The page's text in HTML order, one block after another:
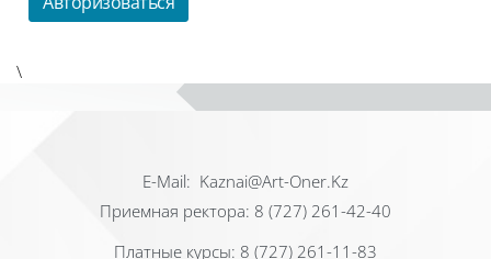
\
Е-Mail: Kaznai@Art-Oner.Kz
Приемная ректора: 8 (727) 261-42-40
Платные курсы: 8 (727) 261-11-83